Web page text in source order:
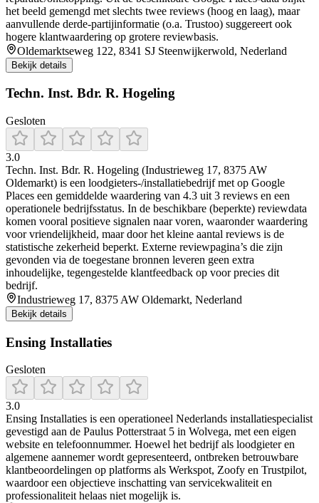
het beeld gemengd met slechts twee reviews (hoog en laag), maar
aanvullende derde-partijinformatie (o.a. Trustoo) suggereert ook
hogere klantwaardering op grotere reviewbasis.
Oldemarktseweg 122, 8341 SJ Steenwijkerwold, Nederland
Bekijk details
Techn. Inst. Bdr. R. Hogeling
Gesloten
3.0
Techn. Inst. Bdr. R. Hogeling (Industrieweg 17, 8375 AW
Oldemarkt) is een loodgieters-/installatiebedrijf met op Google
Places een gemiddelde waardering van 4.3 uit 3 reviews en een
operationele bedrijfsstatus. In de beschikbare (beperkte) reviewdata
komen vooral positieve signalen naar voren, waaronder waardering
voor vriendelijkheid, maar door het kleine aantal reviews is de
statistische zekerheid beperkt. Externe reviewpagina’s die zijn
gevonden via de toegestane bronnen leveren geen extra
inhoudelijke, tegengestelde klantfeedback op voor precies dit
bedrijf.
Industrieweg 17, 8375 AW Oldemarkt, Nederland
Bekijk details
Ensing Installaties
Gesloten
3.0
Ensing Installaties is een operationeel Nederlands installatiespecialist
gevestigd aan de Paulus Potterstraat 5 in Wolvega, met een eigen
website en telefoonnummer. Hoewel het bedrijf als loodgieter en
algemene aannemer wordt gepresenteerd, ontbreken betrouwbare
klantbeoordelingen op platforms als Werkspot, Zoofy en Trustpilot,
waardoor een objectieve inschatting van servicekwaliteit en
professionaliteit helaas niet mogelijk is.